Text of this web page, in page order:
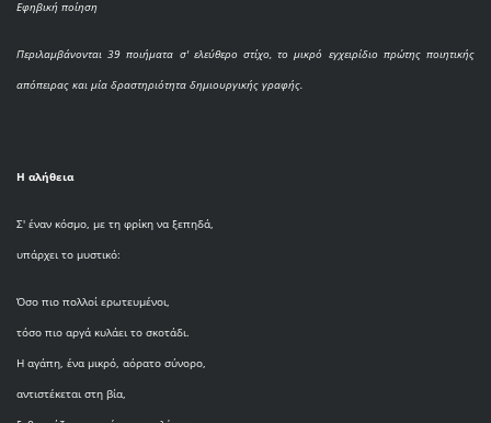
Εφηβική ποίηση
Περιλαμβάνονται 39 ποιήματα σ' ελεύθερο στίχο, το μικρό εγχειρίδιο πρώτης ποιητικής
απόπειρας και μία δραστηριότητα δημιουργικής γραφής.
Η αλήθεια
Σ' έναν κόσμο, με τη φρίκη να ξεπηδά,
υπάρχει το μυστικό:
Όσο πιο πολλοί ερωτευμένοι,
τόσο πιο αργά κυλάει το σκοτάδι.
Η αγάπη, ένα μικρό, αόρατο σύνορο,
αντιστέκεται στη βία,